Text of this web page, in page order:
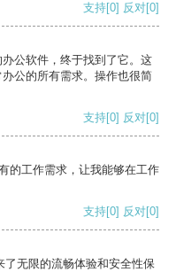
支持[0] 反对[0]
公软件，终于找到了它。这
公的所有需求。操作也很简
支持[0] 反对[0]
的工作需求，让我能够在工作
支持[0] 反对[0]
无限的流畅体验和安全性保